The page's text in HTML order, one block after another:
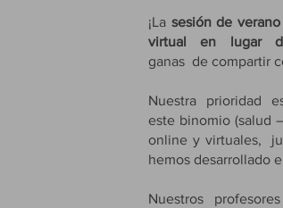
¡La sesión de
virtual en lugar
ganas de compartir
Nuestra prioridad
este binomio (salud
online y virtuales,
hemos desarrollado
Nuestros